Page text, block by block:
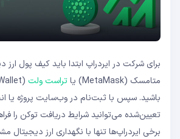
برای شرکت در ایردراپ ابتدا باید کیف پول ارز
متامسک (MetaMask) یا
تراست ولت
باشید. سپس با ثبت‌نام در وب‌سایت پروژه یا
تعیین‌شده می‌توانید شرایط دریافت توکن را
برخی ایردراپ‌ها تنها با نگهداری ارز